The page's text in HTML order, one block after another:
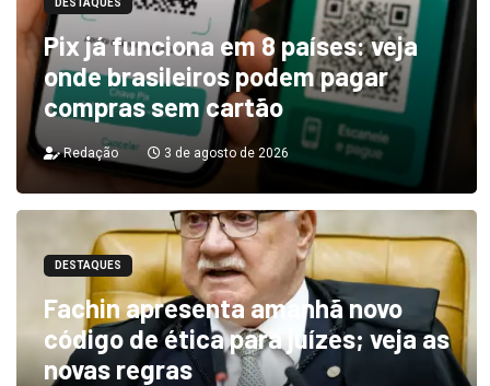
DESTAQUES
Pix já funciona em 8 países: veja
onde brasileiros podem pagar
compras sem cartão
Redação 3 de agosto de 2026
DESTAQUES
Fachin apresenta amanhã novo
código de ética para juízes; veja as
novas regras